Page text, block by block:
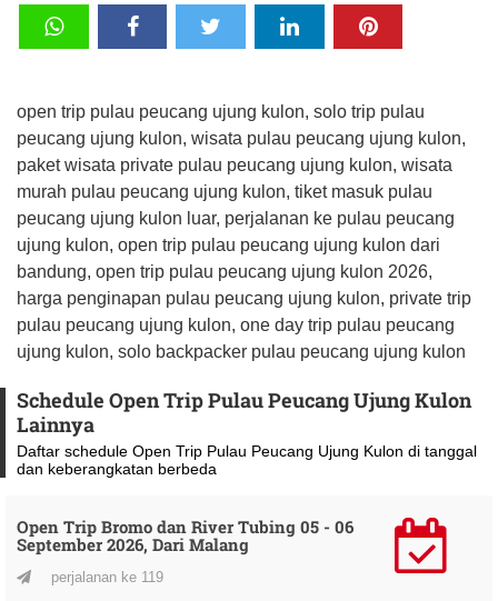
open trip pulau peucang ujung kulon, solo trip pulau
peucang ujung kulon, wisata pulau peucang ujung kulon,
paket wisata private pulau peucang ujung kulon, wisata
murah pulau peucang ujung kulon, tiket masuk pulau
peucang ujung kulon luar, perjalanan ke pulau peucang
ujung kulon, open trip pulau peucang ujung kulon dari
bandung, open trip pulau peucang ujung kulon 2026,
harga penginapan pulau peucang ujung kulon, private trip
pulau peucang ujung kulon, one day trip pulau peucang
ujung kulon, solo backpacker pulau peucang ujung kulon
Schedule Open Trip Pulau Peucang Ujung Kulon
Lainnya
Daftar schedule Open Trip Pulau Peucang Ujung Kulon di tanggal
dan keberangkatan berbeda
Open Trip Bromo dan River Tubing 05 - 06
September 2026, Dari Malang
perjalanan ke 119